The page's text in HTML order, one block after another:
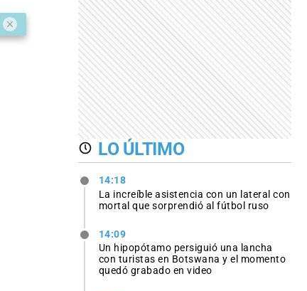
LO ÚLTIMO
14:18
La increíble asistencia con un lateral con
mortal que sorprendió al fútbol ruso
14:09
Un hipopótamo persiguió una lancha
con turistas en Botswana y el momento
quedó grabado en video